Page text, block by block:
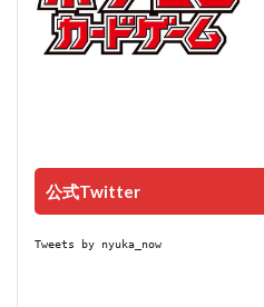
公式Twitter
Tweets by nyuka_now